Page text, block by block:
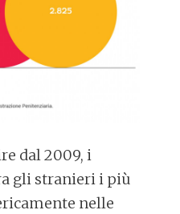
dal 2009, i
gli stranieri i più
nelle